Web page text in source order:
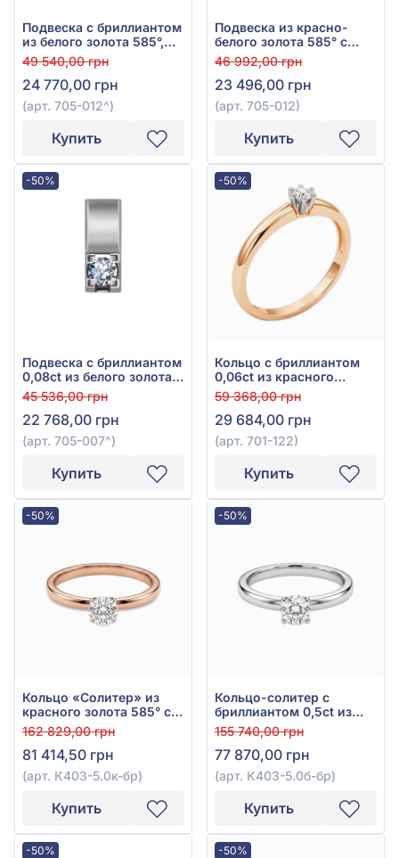
Подвеска с бриллиантом
из белого золота 585°,
0,075ct, арт. 705-012
49 540,00 грн
24 770,00 грн
(арт. 705-012^)
Купить
Подвеска из красно-
белого золота 585° с
бриллиантом 0,08ct, арт.
705-012
46 992,00 грн
23 496,00 грн
(арт. 705-012)
Купить
-50%
Подвеска с бриллиантом
0,08ct из белого золота
585°, арт. 705-007
45 536,00 грн
22 768,00 грн
(арт. 705-007^)
Купить
-50%
Кольцо с бриллиантом
0,06ct из красного
золота 585°, арт. 701-122
59 368,00 грн
29 684,00 грн
(арт. 701-122)
Купить
-50%
Кольцо «Солитер» из
красного золота 585° с
бриллиантом 0,51ct, арт.
К403-5.0к-бр
162 829,00 грн
81 414,50 грн
(арт. К403-5.0к-бр)
Купить
-50%
Кольцо-солитер с
бриллиантом 0,5ct из
белого золота 585°, арт.
К403-5.0б-бр
155 740,00 грн
77 870,00 грн
(арт. К403-5.0б-бр)
Купить
-50% -50%